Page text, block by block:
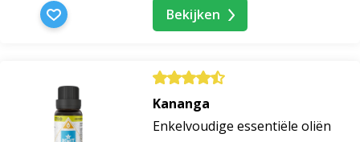
Bekijken
Kananga
Enkelvoudige essentiële oliën